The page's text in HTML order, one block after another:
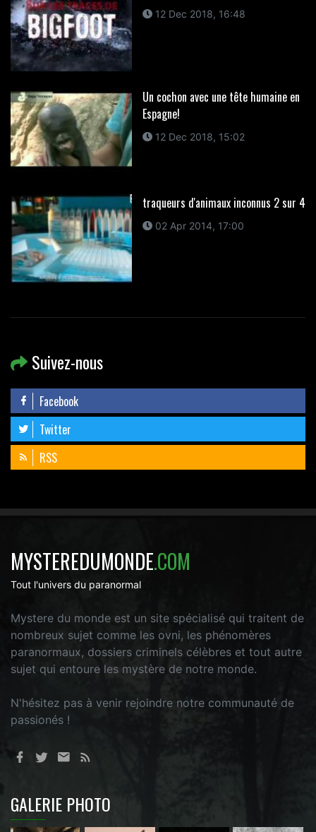
12 Dec 2018, 16:48
Un cochon avec une tête humaine en
Espagne!
12 Dec 2018, 15:02
traqueurs d'animaux inconnus 2 sur 4
02 Apr 2014, 17:00
Suivez-nous
Facebook
Twitter
RSS
MYSTEREDUMONDE.COM
Tout l'univers du paranormal
Mystere du monde est un site spécialisé qui traitent de
nombreux sujet comme les ovni, les phénomères
paranormaux, dossiers criminels célèbres et tout autre
sujet qui entoure les mystère de notre monde.
N'hésitez pas à venir rejoindre notre communauté de
passionés !
GALERIE PHOTO